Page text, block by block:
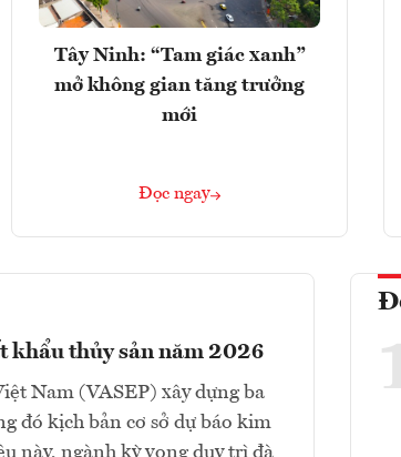
Tây Ninh: “Tam giác xanh”
mở không gian tăng trưởng
mới
Đọc ngay
khẩu thủy sản năm 2026
Nam (VASEP) xây dựng ba
đó kịch bản cơ sở dự báo kim
này, ngành kỳ vọng duy trì đà